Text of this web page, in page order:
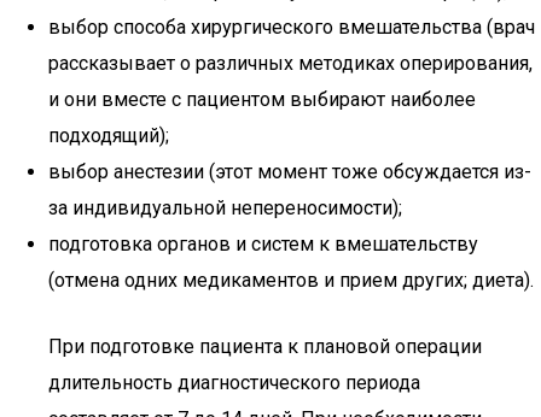
выбор способа хирургического вмешательства (врач
рассказывает о различных методиках оперирования,
и они вместе с пациентом выбирают наиболее
подходящий);
выбор анестезии (этот момент тоже обсуждается из-
за индивидуальной непереносимости);
подготовка органов и систем к вмешательству
(отмена одних медикаментов и прием других; диета).
При подготовке пациента к плановой операции
длительность диагностического периода